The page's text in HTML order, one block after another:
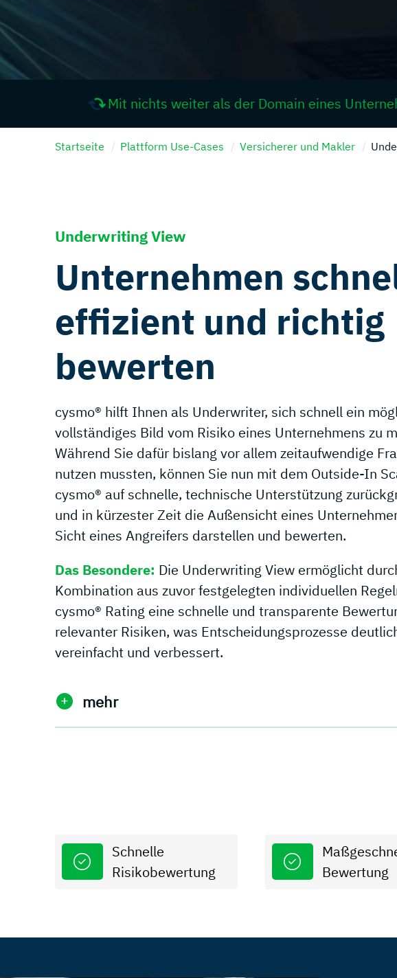
Mit nichts weiter als der Domain eines
Startseite Plattform Use-Cases Versicherer und Makler
Underwriting View
Unternehmen
effizient und richtig
bewerten
cysmo® hilft Ihnen als Underwriter, sich schnell ein
vollständiges Bild vom Risiko eines Unternehmens zu
Während Sie dafür bislang vor allem zeitaufwendige
nutzen mussten, können Sie nun mit dem Outside-In
cysmo® auf schnelle, technische Unterstützung
und in kürzester Zeit die Außensicht eines
Sicht eines Angreifers darstellen und bewerten.
Das Besondere: Die Underwriting View ermöglicht
Kombination aus zuvor festgelegten individuellen
cysmo® Rating eine schnelle und transparente
relevanter Risiken, was Entscheidungsprozesse
vereinfacht und verbessert.
mehr
#3 Underwriting
Zusammenfassung
Der Underwriter sieht auf einen Blick, ob
das Unternehmen die Anforderungen
erfüllt.
#4
Der
Schnelle
Risikobewertung
Bewertung